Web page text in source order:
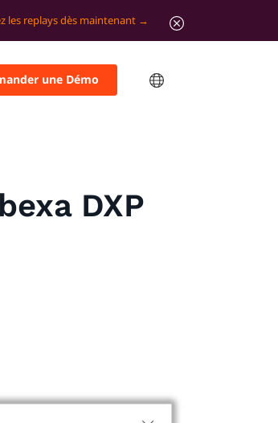
les replays dès maintenant
une Démo
DXP